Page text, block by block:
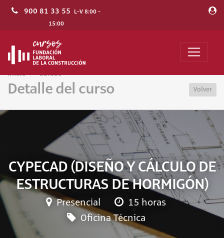
900 81 33 55 L-V 8:00 -
15:00
Inicio Cursos
Detalle del curso Volver
CYPECAD (DISEÑO Y CÁLCULO DE
ESTRUCTURAS DE HORMIGÓN)
Presencial
15 horas
Oficina Técnica